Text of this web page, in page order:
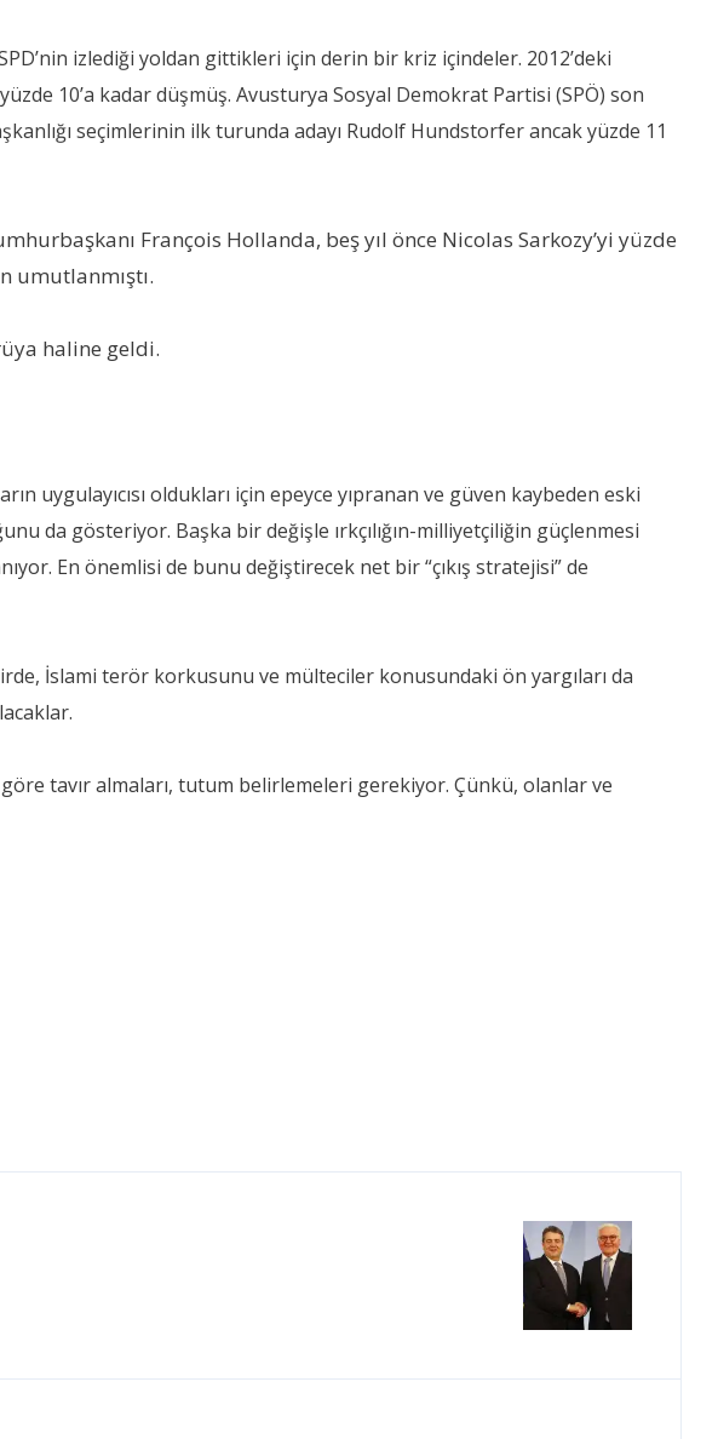
izlediği yoldan gittikleri için derin bir kriz içindeler. 2012’deki
10’a kadar düşmüş. Avusturya Sosyal Demokrat Partisi (SPÖ) son
seçimlerinin ilk turunda adayı Rudolf Hundstorfer ancak yüzde 11
François Hollanda, beş yıl önce Nicolas Sarkozy’yi yüzde
umutlanmıştı.
haline geldi.
oldukları için epeyce yıpranan ve güven kaybeden eski
da gösteriyor. Başka bir değişle ırkçılığın-milliyetçiliğin güçlenmesi
En önemlisi de bunu değiştirecek net bir “çıkış stratejisi” de
İslami terör korkusunu ve mülteciler konusundaki ön yargıları da
tavır almaları, tutum belirlemeleri gerekiyor. Çünkü, olanlar ve